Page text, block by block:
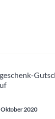
am:
Oktober 2020